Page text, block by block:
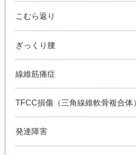
こむら返り
ぎっくり腰
線維筋痛症
TFCC損傷（三角線維軟骨複合体）
発達障害